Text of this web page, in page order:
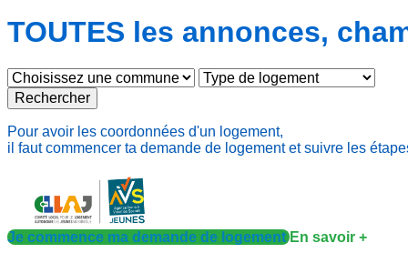
TOUTES les annonces,
Rechercher
Pour avoir les coordonnées d'un logement,
il faut commencer ta demande de logement et suivre les
Je commence ma demande de logementEn savoir +